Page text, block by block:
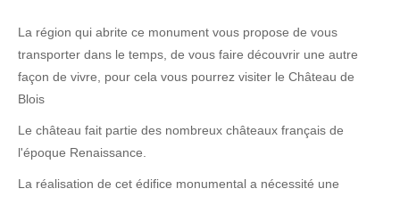
La région qui abrite ce monument vous propose de vous
transporter dans le temps, de vous faire découvrir une autre
façon de vivre, pour cela vous pourrez visiter le Château de
Blois
Le château fait partie des nombreux châteaux français de
l'époque Renaissance.
La réalisation de cet édifice monumental a nécessité une